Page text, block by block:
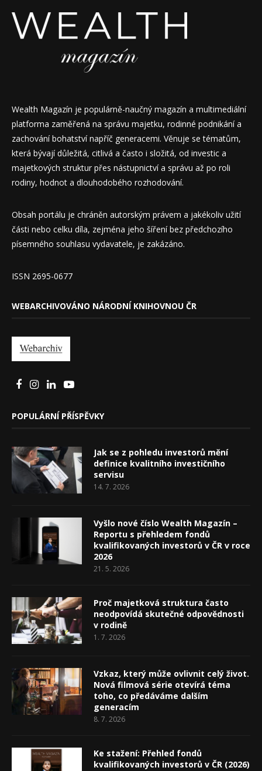
Wealth Magazín je populárně-naučný magazín a multimediální
platforma zaměřená na správu majetku, rodinné podnikání a
zachování bohatství napříč generacemi. Věnuje se tématům,
která bývají důležitá, citlivá a často i složitá, od investic a
majetkových struktur přes nástupnictví a správu až po roli
rodiny, hodnot a dlouhodobého rozhodování.
Obsah portálu je chráněn autorským právem a jakékoliv užití
části nebo celku díla, zejména jeho šíření bez předchozího
písemného souhlasu vydavatele, je zakázáno.
ISSN 2695-0677
WEBARCHIVOVÁNO NÁRODNÍ KNIHOVNOU ČR
POPULÁRNÍ PŘÍSPĚVKY
Jak se z pohledu investorů mění
definice kvalitního investičního
servisu
14. 7. 2026
Vyšlo nové číslo Wealth Magazín –
Reportu s přehledem fondů
kvalifikovaných investorů v ČR v roce
2026
21. 5. 2026
Proč majetková struktura často
neodpovídá skutečné odpovědnosti
v rodině
1. 7. 2026
Vzkaz, který může ovlivnit celý život.
Nová filmová série otevírá téma
toho, co předáváme dalším
generacím
8. 7. 2026
Ke stažení: Přehled fondů
kvalifikovaných investorů v ČR (2026)